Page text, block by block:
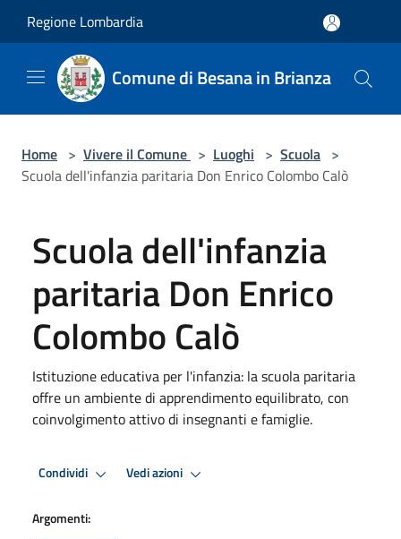
Regione Lombardia
Comune di Besana in Brianza
Home > Vivere il Comune > Luoghi > Scuola >
Scuola dell'infanzia paritaria Don Enrico Colombo Calò
Scuola dell'infanzia
paritaria Don Enrico
Colombo Calò
Istituzione educativa per l'infanzia: la scuola paritaria
offre un ambiente di apprendimento equilibrato, con
coinvolgimento attivo di insegnanti e famiglie.
Condividi Vedi azioni
Argomenti: